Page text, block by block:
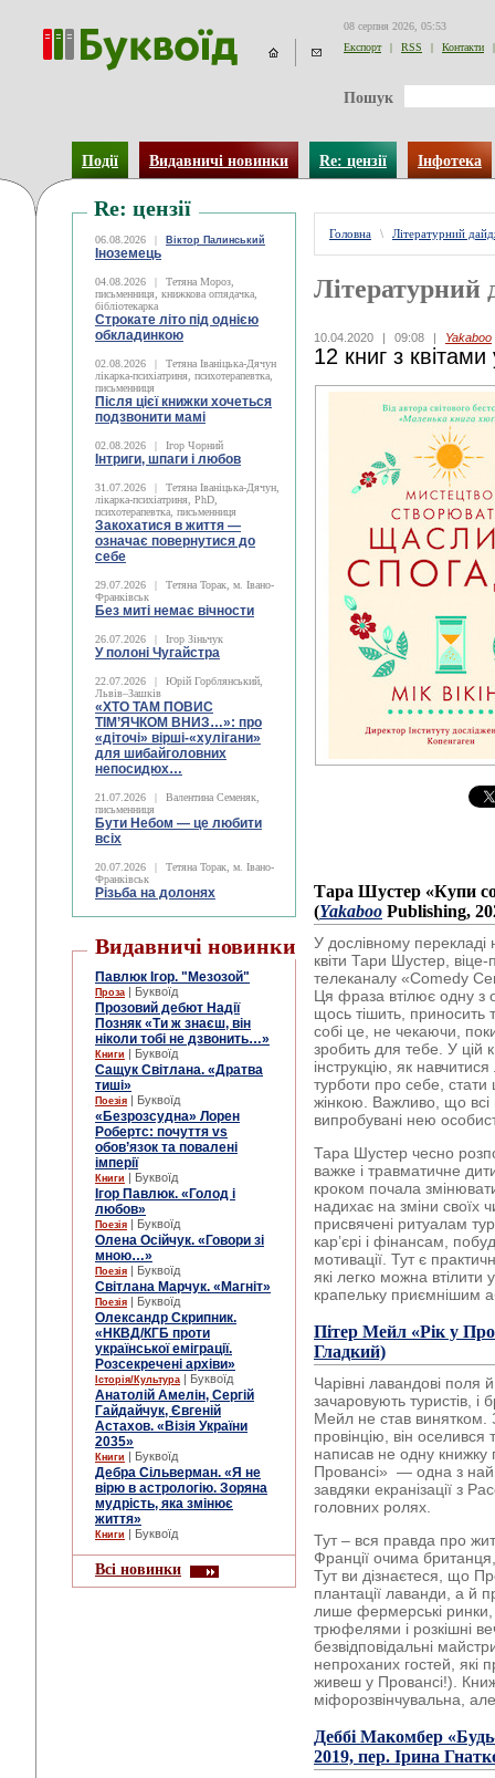
08 серпня 2026, 05:53
Експорт
| RSS | Контакти |
Пошук
Події Видавничі новинки Re: цензії Інфотека
Re: цензії
06.08.2026 | Віктор Палинський
Іноземець
04.08.2026 |
Тетяна Мороз,
письменниця, книжкова оглядачка,
бібліотекарка
Строкате літо під однією
обкладинкою
02.08.2026 |
Тетяна Іваніцька-Дячун
лікарка-психіатриня, психотерапевтка,
письменниця
Після цієї книжки хочеться
подзвонити мамі
02.08.2026 | Ігор Чорний
Інтриги, шпаги і любов
31.07.2026 |
Тетяна Іваніцька-Дячун,
лікарка-психіатриня, PhD,
психотерапевтка, письменниця
Закохатися в життя —
означає повернутися до
себе
29.07.2026 |
Тетяна Торак, м. Івано-
Франківськ
Без миті немає вічности
26.07.2026 | Ігор Зіньчук
У полоні Чугайстра
22.07.2026 |
Юрій Горблянський,
Львів–Зашків
«ХТО ТАМ ПОВИС
ТІМ’ЯЧКОМ ВНИЗ…»: про
«діточі» вірші-«хулігани»
для шибайголовних
непосидюх…
21.07.2026 |
Валентина Семеняк,
письменниця
Бути Небом ― це любити
всіх
20.07.2026 |
Тетяна Торак, м. Івано-
Франківськ
Різьба на долонях
Видавничі новинки
Павлюк Ігор. "Мезозой"
Проза | Буквоїд
Прозовий дебют Надії
Позняк «Ти ж знаєш, він
ніколи тобі не дзвонить…»
Книги | Буквоїд
Сащук Світлана. «Дратва
тиші»
Поезія | Буквоїд
«Безрозсудна» Лорен
Робертс: почуття vs
обов’язок та повалені
імперії
Книги | Буквоїд
Ігор Павлюк. «Голод і
любов»
Поезія | Буквоїд
Олена Осійчук. «Говори зі
мною…»
Поезія | Буквоїд
Світлана Марчук. «Магніт»
Поезія | Буквоїд
Олександр Скрипник.
«НКВД/КГБ проти
української еміграції.
Розсекречені архіви»
Історія/Культура | Буквоїд
Анатолій Амелін, Сергій
Гайдайчук, Євгеній
Астахов. «Візія України
2035»
Книги | Буквоїд
Дебра Сільверман. «Я не
вірю в астрологію. Зоряна
мудрість, яка змінює
життя»
Книги | Буквоїд
Всі новинки
Головна \ Літературний
Літературний
10.04.2020 | 09:08 | Yakaboo
12 книг з
Тара Шустер «Купи
(Yakaboo Publishing,
У дослівному перекладі
квіти Тари Шустер, віце-
телеканалу «Comedy
Ця фраза втілює одну з
щось тішить, приносить
собі це, не чекаючи,
зробить для тебе. У цій
інструкцію, як
турботи про себе,
жінкою. Важливо, що всі
випробувані нею
Тара Шустер чесно
важке і травматичне
кроком почала
надихає на зміни своїх
присвячені ритуалам
кар’єрі і фінансам,
мотивації. Тут є
які легко можна
крапельку приємнішим
Пітер Мейл «Рік у
Гладкий)
Чарівні лавандові поля
зачаровують туристів, і
Мейл не став винятком.
провінцію, він
написав не одну книжку
Провансі» — одна з
завдяки екранізації з
головних ролях.
Тут – вся правда про
Франції очима
Тут ви дізнаєтеся, що
плантації лаванди, а й
лише фермерські
трюфелями і розкішні
безвідповідальні
непроханих гостей, які
живеш у Провансі!).
міфорозвінчувальна,
Деббі Макомбер
2019, пер. Ірина